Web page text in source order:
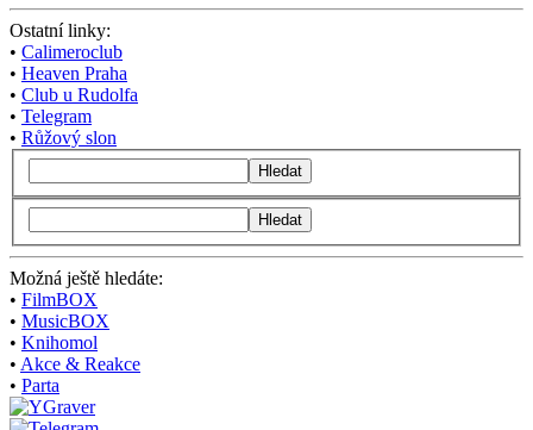
Ostatní linky:
• Calimeroclub
• Heaven Praha
• Club u Rudolfa
• Telegram
• Růžový slon
Hledat
Hledat
Možná ještě hledáte:
• FilmBOX
• MusicBOX
• Knihomol
• Akce & Reakce
• Parta